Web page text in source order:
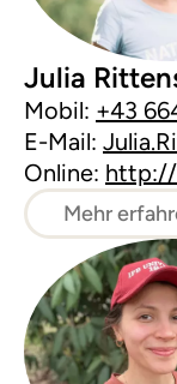
Julia
Mobil: +43
E-Mail:
Online: http://
Mehr